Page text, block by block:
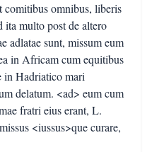
comitibus omnibus, liberis
ita multo post de altero
adlatae sunt, missum eum
in Africam cum equitibus
in Hadriatico mari
delatum. <ad> eum cum
fratri eius erant, L.
<iussus>que curare,